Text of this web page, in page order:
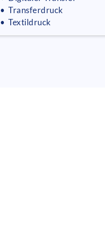
• Transferdruck
• Textildruck